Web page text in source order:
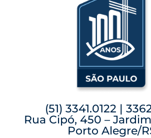
(51) 3341.0122 |
Rua Cipó, 450 –
Porto Alegre/